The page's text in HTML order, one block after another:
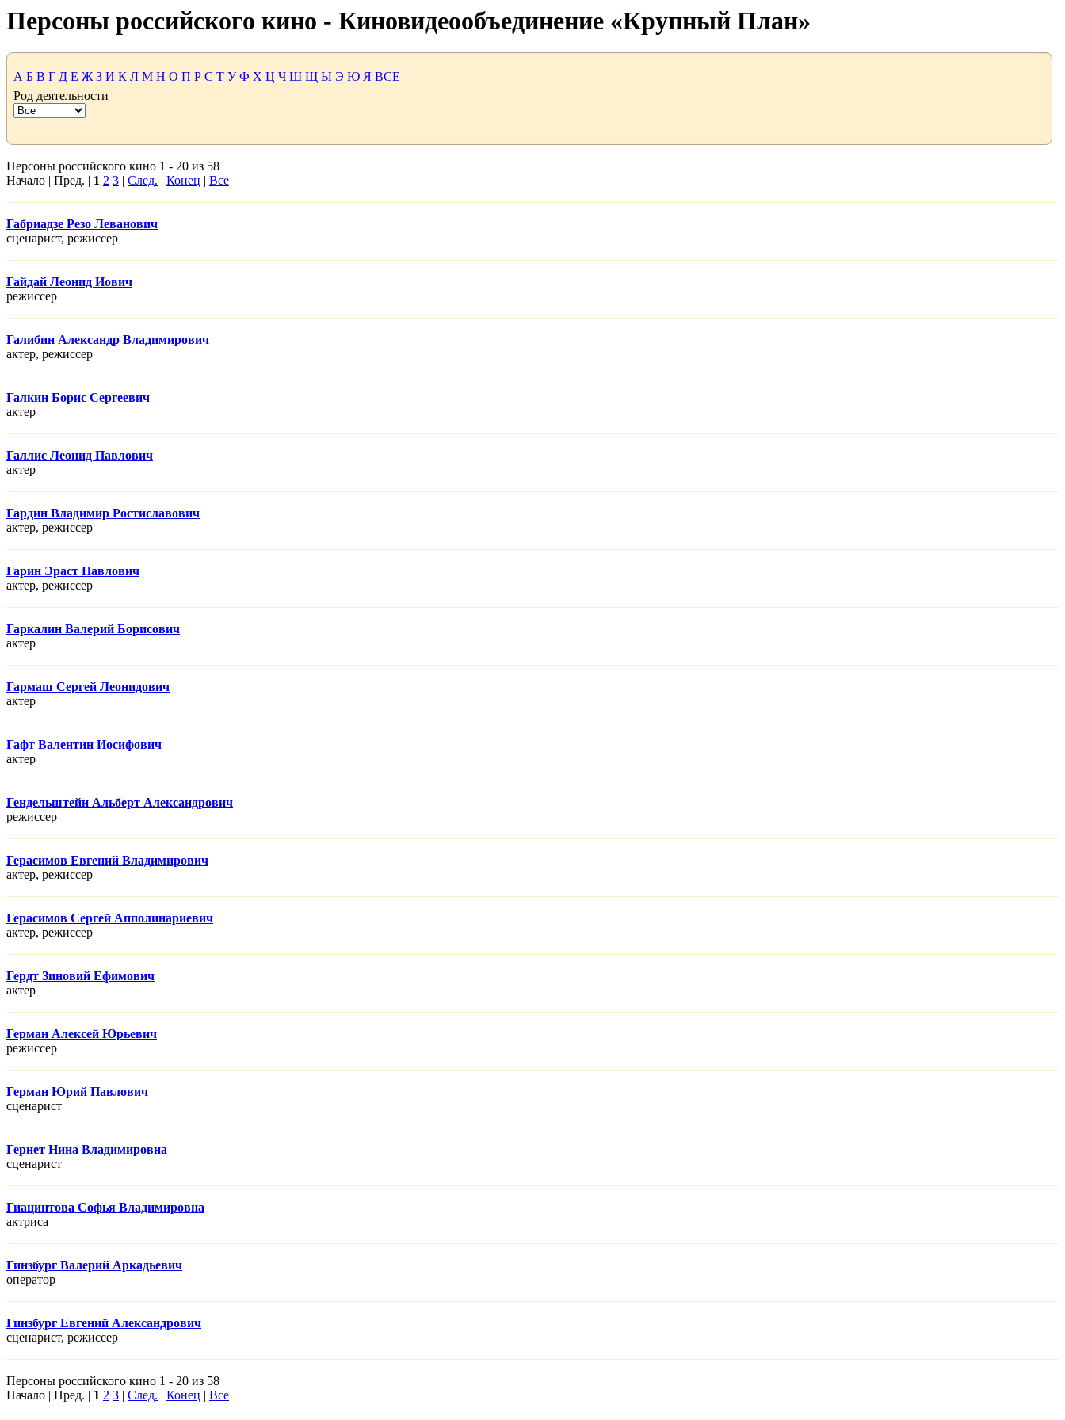
Персоны российского кино - Киновидеообъединение «Крупный План»
А Б В Г Д Е Ж З И К Л М Н О П Р С Т У Ф Х Ц Ч Ш Щ Ы Э Ю Я ВСЕ
Род деятельности
Персоны российского кино 1 - 20 из 58
Начало | Пред. | 1 2 3 | След. | Конец | Все
Габриадзе Резо Леванович
сценарист, режисcер
Гайдай Леонид Иович
режисcер
Галибин Александр Владимирович
актер, режисcер
Галкин Борис Сергеевич
актер
Галлис Леонид Павлович
актер
Гардин Владимир Ростиславович
актер, режисcер
Гарин Эраст Павлович
актер, режисcер
Гаркалин Валерий Борисович
актер
Гармаш Сергей Леонидович
актер
Гафт Валентин Иосифович
актер
Гендельштейн Альберт Александрович
режисcер
Герасимов Евгений Владимирович
актер, режисcер
Герасимов Сергей Апполинариевич
актер, режисcер
Гердт Зиновий Ефимович
актер
Герман Алексей Юрьевич
режисcер
Герман Юрий Павлович
сценарист
Гернет Нина Владимировна
сценарист
Гиацинтова Софья Владимировна
актриса
Гинзбург Валерий Аркадьевич
оператор
Гинзбург Евгений Александрович
сценарист, режисcер
Персоны российского кино 1 - 20 из 58
Начало | Пред. | 1 2 3 | След. | Конец | Все